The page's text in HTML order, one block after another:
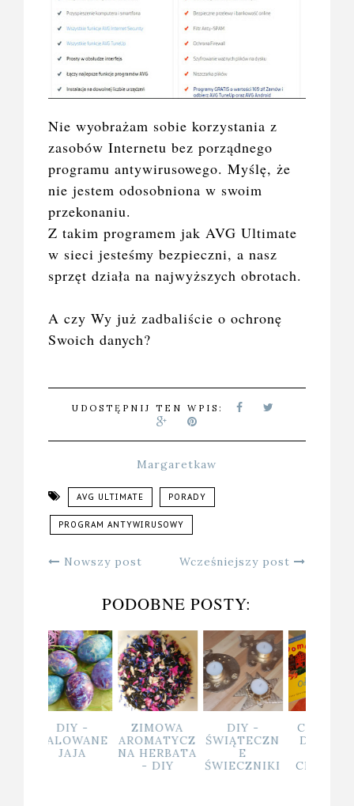
Nie wyobrażam sobie korzystania z
zasobów Internetu bez porządnego
programu antywirusowego. Myślę, że
nie jestem odosobniona w swoim
przekonaniu.
Z takim programem jak AVG Ultimate
w sieci jesteśmy bezpieczni, a nasz
sprzęt działa na najwyższych obrotach.
A czy Wy już zadbaliście o ochronę
Swoich danych?
UDOSTĘPNIJ TEN WPIS:
Margaretkaw
AVG ULTIMATE PORADY
PROGRAM ANTYWIRUSOWY
Nowszy post Wcześniejszy post
PODOBNE POSTY:
ZIMOWA
AROMATYCZ
NA HERBATA
DIY -
ŚWIĄTECZN
E
ŚWIECZNIKI
CO KUPIĆ
DZIECKU
CHOINKĘ?